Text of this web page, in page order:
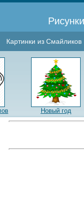
Картинки из Смайликов
Новый год